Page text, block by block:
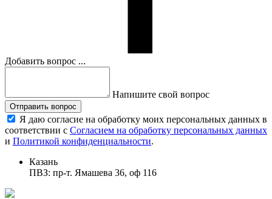
Добавить вопрос ...
Напишите свой вопрос
Отправить вопрос
Я даю согласие на обработку моих персональных данных в
соответствии с Согласием на обработку персональных данных
и Политикой конфиденциальности.
Казань
ПВЗ: пр-т. Ямашева 36, оф 116